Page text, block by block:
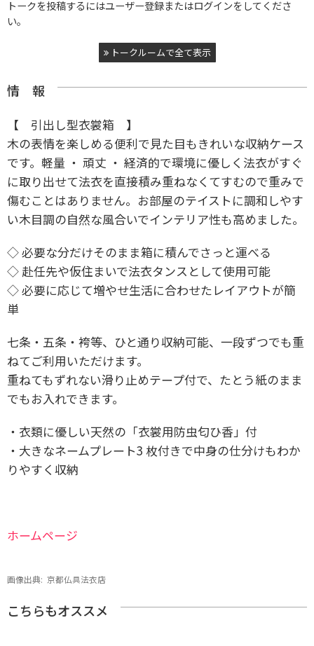
トークを投稿するにはユーザー登録またはログインをしてくださ
い。
トークルームで全て表示
情 報
【 引出し型衣裳箱 】
木の表情を楽しめる便利で見た目もきれいな収納ケース
です。軽量 ・ 頑丈 ・ 経済的で環境に優しく法衣がすぐ
に取り出せて法衣を直接積み重ねなくてすむので重みで
傷むことはありません。 お部屋のテイストに調和しやす
い木目調の自然な風合いでインテリア性も高めました。
◇ 必要な分だけそのまま箱に積んでさっと運べる
◇ 赴任先や仮住まいで法衣タンスとして使用可能
◇ 必要に応じて増やせ生活に合わせたレイアウトが簡
単
七条・五条・袴等、ひと通り収納可能、 一段ずつでも重
ねてご利用いただけます。
重ねてもずれない滑り止めテープ付で、 たとう紙のまま
でもお入れできます。
・衣類に優しい天然の 「衣裳用防虫匂ひ香」付
・ 大きなネームプレート3 枚付きで中身の仕分けもわか
りやすく収納
ホームページ
画像出典: 京都仏具法衣店
こちらもオススメ